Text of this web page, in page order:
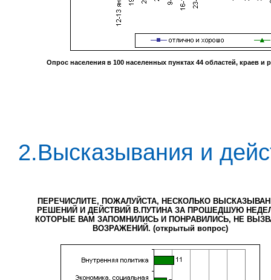
Опрос населения в 100 населенных пунктах 44 областей, краев и
2.Высказывания и
ПЕРЕЧИСЛИТЕ, ПОЖАЛУЙСТА, НЕСКОЛЬКО
РЕШЕНИЙ И ДЕЙСТВИЙ В.ПУТИНА ЗА ПРОШЕДШУЮ
КОТОРЫЕ ВАМ ЗАПОМНИЛИСЬ И ПОНРАВИЛИСЬ, НЕ
ВОЗРАЖЕНИЙ. (открытый вопрос)